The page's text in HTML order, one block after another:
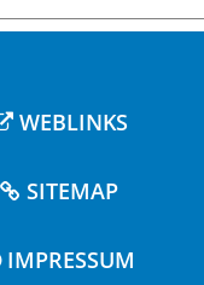
WEBLINKS
SITEMAP
IMPRESSUM